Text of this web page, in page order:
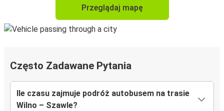
Przeglądaj mapę
Często Zadawane Pytania
Ile czasu zajmuje podróż autobusem na trasie
Wilno – Szawle?